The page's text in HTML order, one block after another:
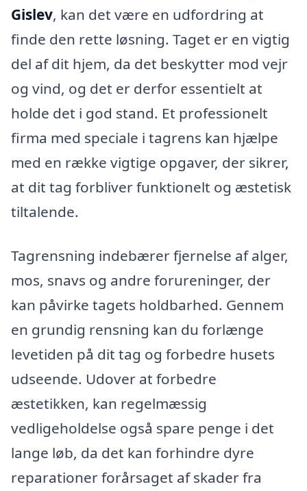
Gislev, kan det være en udfordring at
finde den rette løsning. Taget er en vigtig
del af dit hjem, da det beskytter mod vejr
og vind, og det er derfor essentielt at
holde det i god stand. Et professionelt
firma med speciale i tagrens kan hjælpe
med en række vigtige opgaver, der sikrer,
at dit tag forbliver funktionelt og æstetisk
tiltalende.
Tagrensning indebærer fjernelse af alger,
mos, snavs og andre forureninger, der
kan påvirke tagets holdbarhed. Gennem
en grundig rensning kan du forlænge
levetiden på dit tag og forbedre husets
udseende. Udover at forbedre
æstetikken, kan regelmæssig
vedligeholdelse også spare penge i det
lange løb, da det kan forhindre dyre
reparationer forårsaget af skader fra